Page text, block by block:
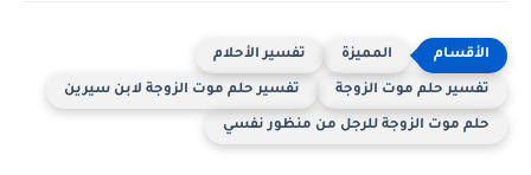
المميزة تفسير الأحلام
تفسير حلم موت الزوجة تفسير حلم موت الزوجة لابن سيرين
حلم موت الزوجة للرجل من منظور نفسي